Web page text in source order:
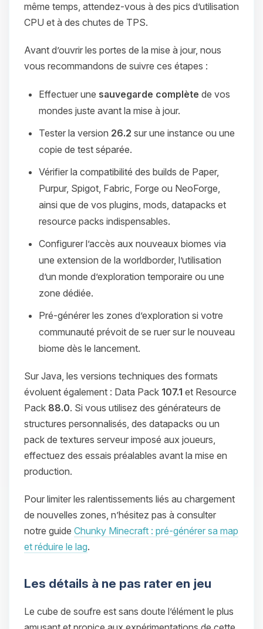
même temps, attendez-vous à des pics d’utilisation
CPU et à des chutes de TPS.
Avant d’ouvrir les portes de la mise à jour, nous
vous recommandons de suivre ces étapes :
Effectuer une sauvegarde complète de vos
mondes juste avant la mise à jour.
Tester la version 26.2 sur une instance ou une
copie de test séparée.
Vérifier la compatibilité des builds de Paper,
Purpur, Spigot, Fabric, Forge ou NeoForge,
ainsi que de vos plugins, mods, datapacks et
resource packs indispensables.
Configurer l’accès aux nouveaux biomes via
une extension de la worldborder, l’utilisation
d’un monde d’exploration temporaire ou une
zone dédiée.
Pré-générer les zones d’exploration si votre
communauté prévoit de se ruer sur le nouveau
biome dès le lancement.
Sur Java, les versions techniques des formats
évoluent également : Data Pack 107.1 et Resource
Pack 88.0. Si vous utilisez des générateurs de
structures personnalisés, des datapacks ou un
pack de textures serveur imposé aux joueurs,
effectuez des essais préalables avant la mise en
production.
Pour limiter les ralentissements liés au chargement
de nouvelles zones, n’hésitez pas à consulter
notre guide Chunky Minecraft : pré-générer sa map
et réduire le lag.
Les détails à ne pas rater en jeu
Le cube de soufre est sans doute l’élément le plus